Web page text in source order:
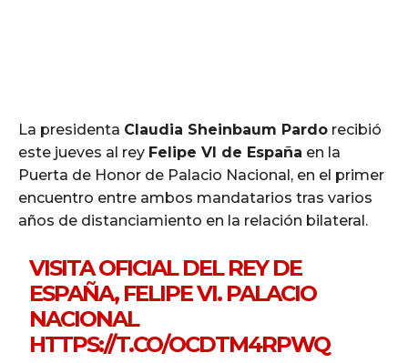
La presidenta Claudia Sheinbaum Pardo recibió
este jueves al rey Felipe VI de España en la
Puerta de Honor de Palacio Nacional, en el primer
encuentro entre ambos mandatarios tras varios
años de distanciamiento en la relación bilateral.
VISITA OFICIAL DEL REY DE
ESPAÑA, FELIPE VI. PALACIO
NACIONAL
HTTPS://T.CO/OCDTM4RPWQ